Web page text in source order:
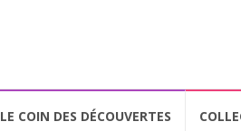
LE COIN DES DÉCOUVERTES